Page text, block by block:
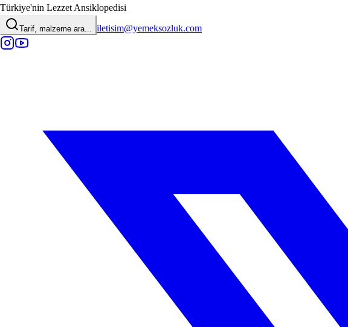
Türkiye'nin Lezzet Ansiklopedisi
Tarif, malzeme ara... iletisim@yemeksozluk.com